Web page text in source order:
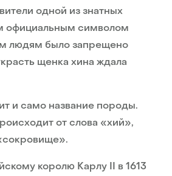
одной из знатных
официальным символом
людям было запрещено
щенка хина ждала
и само название породы.
от слова «хий»,
королю Карлу II в 1613